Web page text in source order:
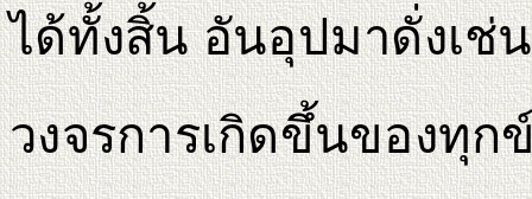
ได้ทั้งสิ้น อันอุปมาดั่งเช่
วงจรการเกิดขึ้นของทุ